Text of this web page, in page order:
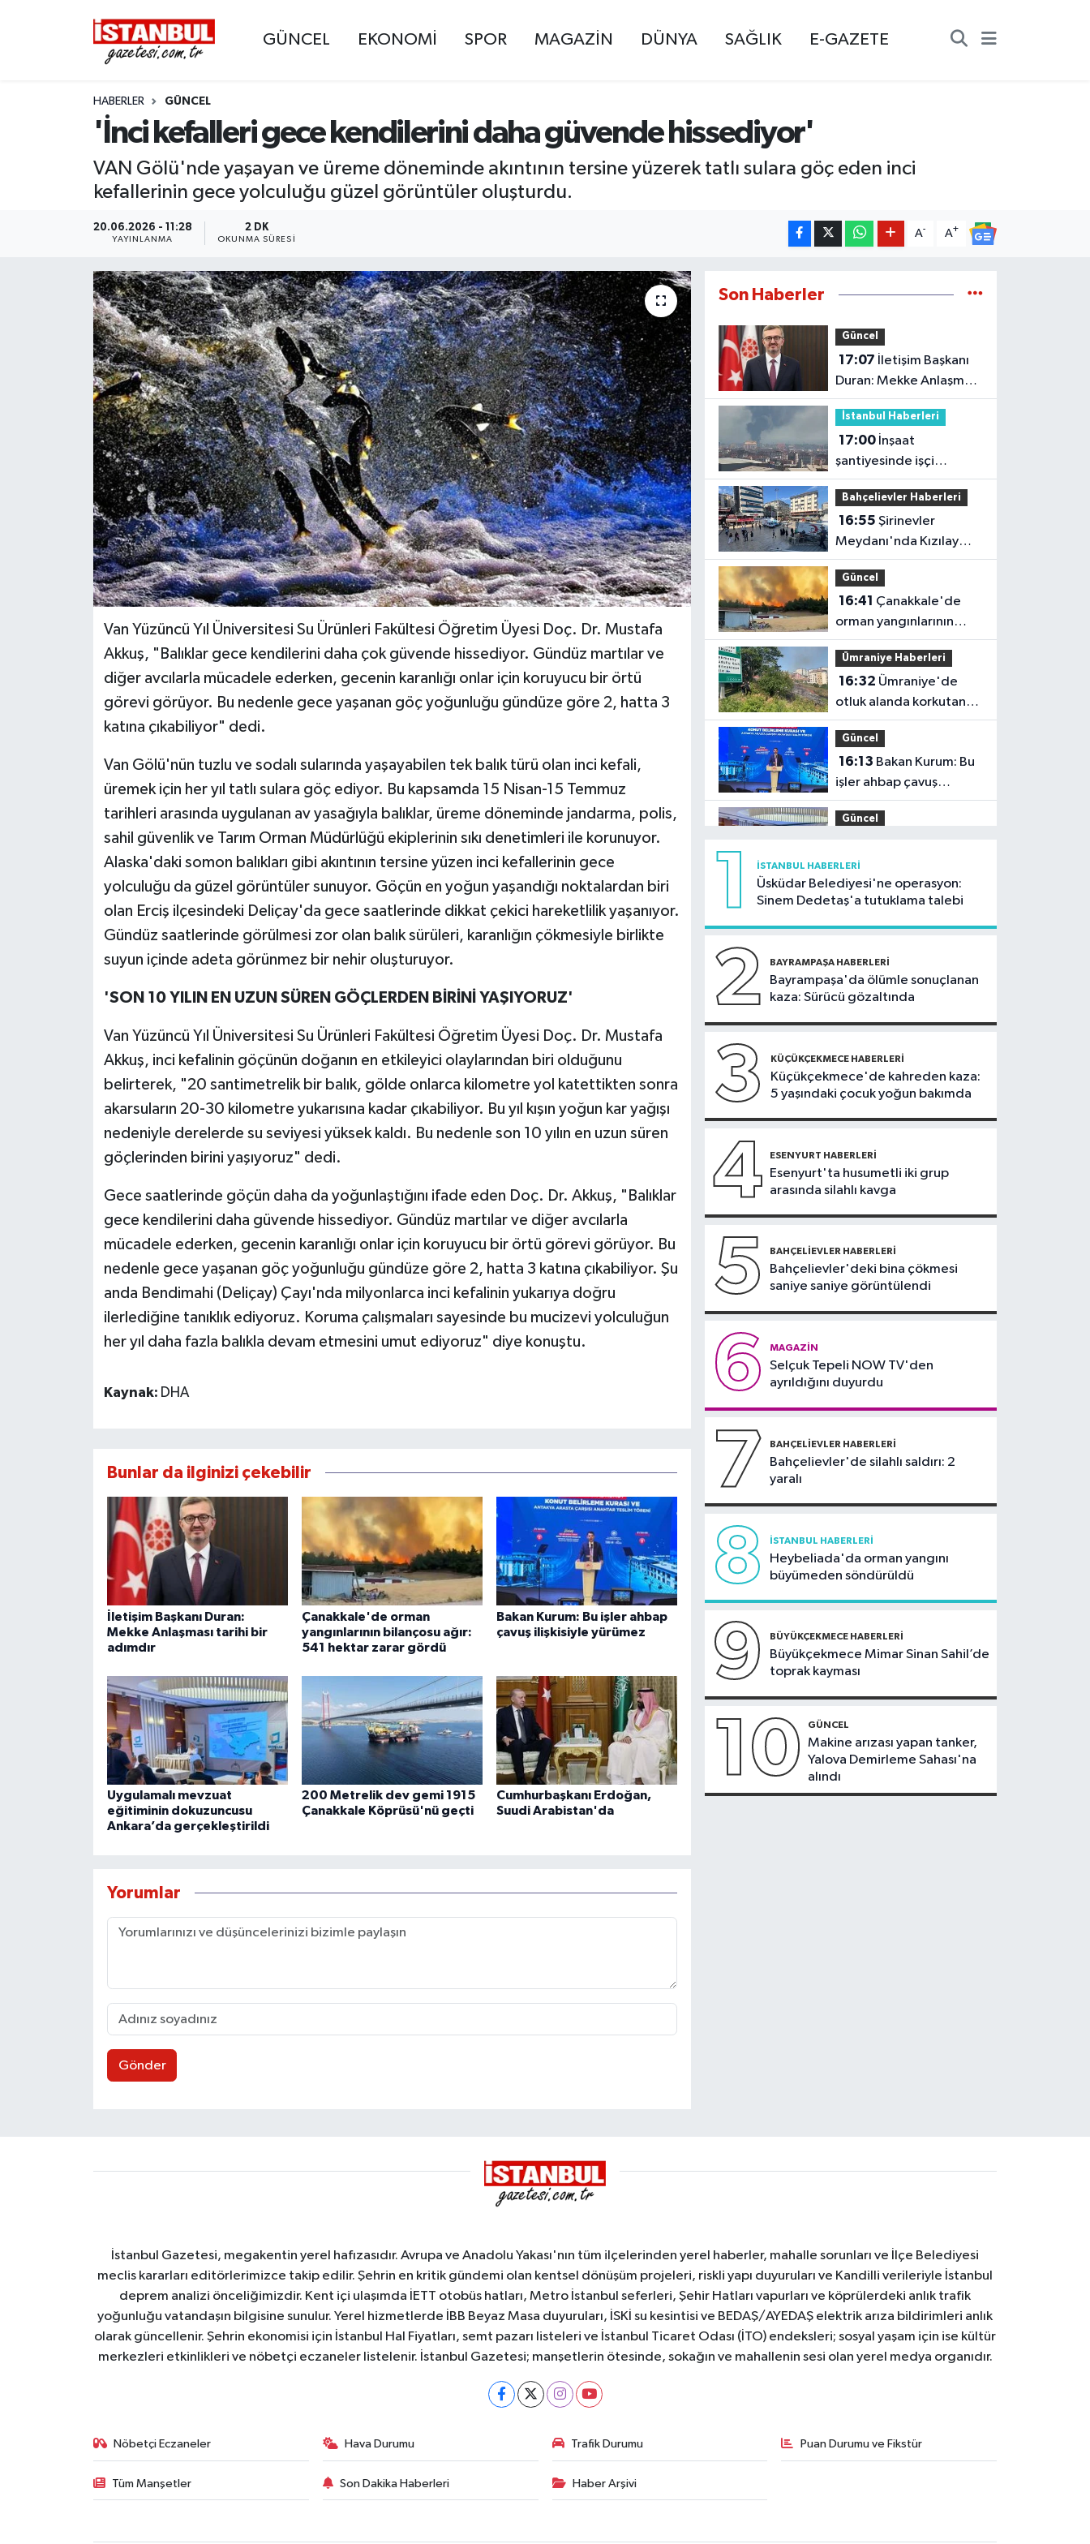
GÜNCEL EKONOMİ SPOR MAGAZİN DÜNYA SAĞLIK E-GAZETE
HABERLER GÜNCEL
'İnci kefalleri gece kendilerini daha güvende hissediyor'
VAN Gölü'nde yaşayan ve üreme döneminde akıntının tersine yüzerek tatlı sulara göç eden inci
kefallerinin gece yolculuğu güzel görüntüler oluşturdu.
20.06.2026 - 11:28
YAYINLANMA
2 DK
OKUNMA SÜRESI
A- A+
Van Yüzüncü Yıl Üniversitesi Su Ürünleri Fakültesi Öğretim Üyesi Doç. Dr. Mustafa
Akkuş, "Balıklar gece kendilerini daha çok güvende hissediyor. Gündüz martılar ve
diğer avcılarla mücadele ederken, gecenin karanlığı onlar için koruyucu bir örtü
görevi görüyor. Bu nedenle gece yaşanan göç yoğunluğu gündüze göre 2, hatta 3
katına çıkabiliyor" dedi.
Van Gölü'nün tuzlu ve sodalı sularında yaşayabilen tek balık türü olan inci kefali,
üremek için her yıl tatlı sulara göç ediyor. Bu kapsamda 15 Nisan-15 Temmuz
tarihleri arasında uygulanan av yasağıyla balıklar, üreme döneminde jandarma, polis,
sahil güvenlik ve Tarım Orman Müdürlüğü ekiplerinin sıkı denetimleri ile korunuyor.
Alaska'daki somon balıkları gibi akıntının tersine yüzen inci kefallerinin gece
yolculuğu da güzel görüntüler sunuyor. Göçün en yoğun yaşandığı noktalardan biri
olan Erciş ilçesindeki Deliçay'da gece saatlerinde dikkat çekici hareketlilik yaşanıyor.
Gündüz saatlerinde görülmesi zor olan balık sürüleri, karanlığın çökmesiyle birlikte
suyun içinde adeta görünmez bir nehir oluşturuyor.
'SON 10 YILIN EN UZUN SÜREN GÖÇLERDEN BİRİNİ YAŞIYORUZ'
Van Yüzüncü Yıl Üniversitesi Su Ürünleri Fakültesi Öğretim Üyesi Doç. Dr. Mustafa
Akkuş, inci kefalinin göçünün doğanın en etkileyici olaylarından biri olduğunu
belirterek, "20 santimetrelik bir balık, gölde onlarca kilometre yol katettikten sonra
akarsuların 20-30 kilometre yukarısına kadar çıkabiliyor. Bu yıl kışın yoğun kar yağışı
nedeniyle derelerde su seviyesi yüksek kaldı. Bu nedenle son 10 yılın en uzun süren
göçlerinden birini yaşıyoruz" dedi.
Gece saatlerinde göçün daha da yoğunlaştığını ifade eden Doç. Dr. Akkuş, "Balıklar
gece kendilerini daha güvende hissediyor. Gündüz martılar ve diğer avcılarla
mücadele ederken, gecenin karanlığı onlar için koruyucu bir örtü görevi görüyor. Bu
nedenle gece yaşanan göç yoğunluğu gündüze göre 2, hatta 3 katına çıkabiliyor. Şu
anda Bendimahi (Deliçay) Çayı'nda milyonlarca inci kefalinin yukarıya doğru
ilerlediğine tanıklık ediyoruz. Koruma çalışmaları sayesinde bu mucizevi yolculuğun
her yıl daha fazla balıkla devam etmesini umut ediyoruz" diye konuştu.
Kaynak: DHA
Bunlar da ilginizi çekebilir
İletişim Başkanı Duran:
Mekke Anlaşması tarihi bir
adımdır
Çanakkale'de orman
yangınlarının bilançosu ağır:
541 hektar zarar gördü
Bakan Kurum: Bu işler ahbap
çavuş ilişkisiyle yürümez
Uygulamalı mevzuat
eğitiminin dokuzuncusu
Ankara’da gerçekleştirildi
200 Metrelik dev gemi 1915
Çanakkale Köprüsü'nü geçti
Cumhurbaşkanı Erdoğan,
Suudi Arabistan'da
Yorumlar
Gönder
Son Haberler
Güncel
17:07
Duran: Mekke Anlaşması
tarihi bir adımdır
İstanbul Haberleri
17:00İnşaat
şantiyesinde işçi
konteynerlerinde
yangın
Bahçelievler Haberleri
16:55
Meydanı'nda Kızılay
çadırı tartışması
Güncel
16:41
orman yangınlarının
bilançosu ağır: 541
hektar zarar gördü
Ümraniye Haberleri
16:32
otluk alanda korkutan
yangın
Güncel
16:13
işler ahbap çavuş
ilişkisiyle yürümez
Güncel
mevzuat eğitiminin
dokuzuncusu Ankara’da
gerçekleştirildi
Ümraniye Haberleri
balkonu çöktü
Spor
15:27Trendyol Süper
Lig'de 2-3. hafta
Ekonomi
14:12Yeşil altında
hasat zamanı: Üreticinin
gözü fiyatta
1 İSTANBUL HABERLERI
Üsküdar Belediyesi'ne operasyon:
Sinem Dedetaş'a tutuklama talebi
2 BAYRAMPAŞA HABERLERI
Bayrampaşa'da ölümle sonuçlanan
kaza: Sürücü gözaltında
3 KÜÇÜKÇEKMECE HABERLERI
Küçükçekmece'de kahreden kaza:
5 yaşındaki çocuk yoğun bakımda
4 ESENYURT HABERLERI
Esenyurt'ta husumetli iki grup
arasında silahlı kavga
5 BAHÇELIEVLER HABERLERI
Bahçelievler'deki bina çökmesi
saniye saniye görüntülendi
6 MAGAZIN
Selçuk Tepeli NOW TV'den
ayrıldığını duyurdu
7 BAHÇELIEVLER HABERLERI
Bahçelievler'de silahlı saldırı: 2
yaralı
8 İSTANBUL HABERLERI
Heybeliada'da orman yangını
büyümeden söndürüldü
9 BÜYÜKÇEKMECE HABERLERI
Büyükçekmece Mimar Sinan Sahil’de
toprak kayması
10 GÜNCEL
Makine arızası yapan tanker,
Yalova Demirleme Sahası'na
alındı
İstanbul Gazetesi, megakentin yerel hafızasıdır. Avrupa ve Anadolu Yakası'nın tüm ilçelerinden yerel haberler, mahalle sorunları ve İlçe Belediyesi
meclis kararları editörlerimizce takip edilir. Şehrin en kritik gündemi olan kentsel dönüşüm projeleri, riskli yapı duyuruları ve Kandilli verileriyle İstanbul
deprem analizi önceliğimizdir. Kent içi ulaşımda İETT otobüs hatları, Metro İstanbul seferleri, Şehir Hatları vapurları ve köprülerdeki anlık trafik
yoğunluğu vatandaşın bilgisine sunulur. Yerel hizmetlerde İBB Beyaz Masa duyuruları, İSKİ su kesintisi ve BEDAŞ/AYEDAŞ elektrik arıza bildirimleri anlık
olarak güncellenir. Şehrin ekonomisi için İstanbul Hal Fiyatları, semt pazarı listeleri ve İstanbul Ticaret Odası (İTO) endeksleri; sosyal yaşam için ise kültür
merkezleri etkinlikleri ve nöbetçi eczaneler listelenir. İstanbul Gazetesi; manşetlerin ötesinde, sokağın ve mahallenin sesi olan yerel medya organıdır.
Nöbetçi Eczaneler Hava Durumu Trafik Durumu Puan Durumu ve Fikstür
Tüm Manşetler Son Dakika Haberleri Haber Arşivi
EKONOMİ
İSTANBUL
MAGAZİN
KÜLTÜR SANAT
SAĞLIK
BİLİM VE TEKNOLOJİ
OTOMOBİL
KURUMSAL
Nöbetçi Eczaneler
Hava Durumu
Trafik Durumu
Süper Lig Puan Durumu ve Fikstür
Tüm Manşetler
Son Dakika Haberleri
Haber Arşivi